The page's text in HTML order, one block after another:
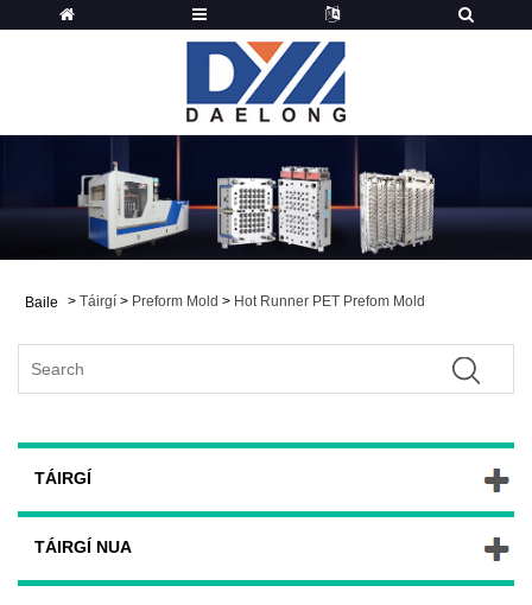
Baile > Táirgí > Preform Mold > Hot Runner PET Prefom Mold
TÁIRGÍ
TÁIRGÍ NUA